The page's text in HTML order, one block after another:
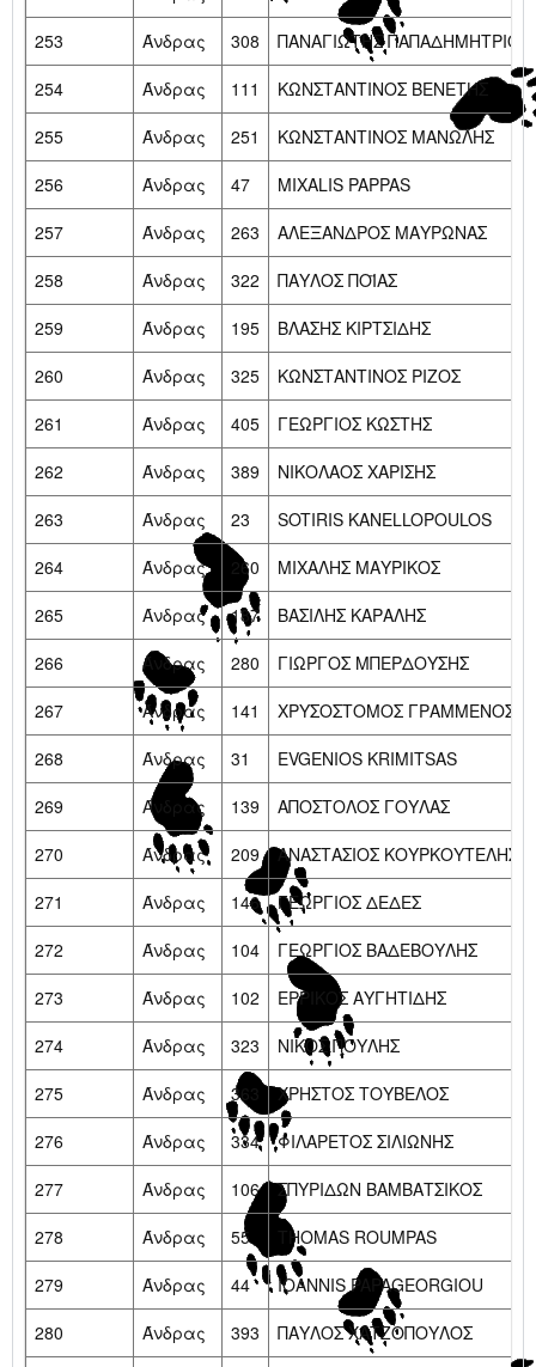
253
Άνδρας 308
ΠΑΝΑΓΙΩΤΗΣ ΠΑΠΑΔΗΜΗΤΡΙΟΥ
254
Άνδρας 111
ΚΩΝΣΤΑΝΤΙΝΟΣ ΒΕΝΕΤΗΣ
255
Άνδρας 251
ΚΩΝΣΤΑΝΤΙΝΟΣ ΜΑΝΩΛΗΣ
256
Άνδρας 47
MIXALIS PAPPAS
257
Άνδρας 263
ΑΛΕΞΑΝΔΡΟΣ ΜΑΥΡΩΝΑΣ
258
Άνδρας 322
ΠΑΥΛΟΣ ΠΟΪΑΣ
259
Άνδρας 195
ΒΛΑΣΗΣ ΚΙΡΤΣΙΔΗΣ
260
Άνδρας 325
ΚΩΝΣΤΑΝΤΙΝΟΣ ΡΙΖΟΣ
261
Άνδρας 405
ΓΕΩΡΓΙΟΣ ΚΩΣΤΗΣ
262
Άνδρας 389
ΝΙΚΟΛΑΟΣ ΧΑΡΙΣΗΣ
263
Άνδρας 23
SOTIRIS KANELLOPOULOS
264
Άνδρας 260
ΜΙΧΑΛΗΣ ΜΑΥΡΙΚΟΣ
265
Άνδρας 187
ΒΑΣΙΛΗΣ ΚΑΡΑΛΗΣ
266
Άνδρας 280
ΓΙΩΡΓΟΣ ΜΠΕΡΔΟΥΣΗΣ
267
Άνδρας 141
ΧΡΥΣΟΣΤΟΜΟΣ ΓΡΑΜΜΕΝΟΣ
268
Άνδρας 31
EVGENIOS KRIMITSAS
269
Άνδρας 139
ΑΠΟΣΤΟΛΟΣ ΓΟΥΛΑΣ
270
Άνδρας 209
ΑΝΑΣΤΑΣΙΟΣ ΚΟΥΡΚΟΥΤΕΛΗΣ
271
Άνδρας 146
ΓΕΩΡΓΙΟΣ ΔΕΔΕΣ
272
Άνδρας 104
ΓΕΩΡΓΙΟΣ ΒΑΔΕΒΟΥΛΗΣ
273
Άνδρας 102
ΕΡΡΙΚΟΣ ΑΥΓΗΤΙΔΗΣ
274
Άνδρας 323
ΝΙΚΟΣ ΠΟΥΛΗΣ
275
Άνδρας 363
ΧΡΗΣΤΟΣ ΤΟΥΒΕΛΟΣ
276
Άνδρας 334
ΦΙΛΑΡΕΤΟΣ ΣΙΛΙΩΝΗΣ
277
Άνδρας 106
ΣΠΥΡΙΔΩΝ ΒΑΜΒΑΤΣΙΚΟΣ
278
Άνδρας 55
THOMAS ROUMPAS
279
Άνδρας 44
IOANNIS PAPAGEORGIOU
280
Άνδρας 393
ΠΑΥΛΟΣ ΧΑΤΖΟΠΟΥΛΟΣ